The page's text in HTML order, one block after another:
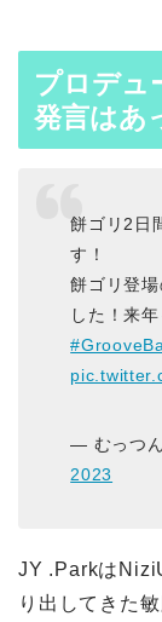
プロデュ
発言はあ
餅ゴリ2日
す！
餅ゴリ登
した！来
— むっつ
2023
JY .Parkは
り出してきた